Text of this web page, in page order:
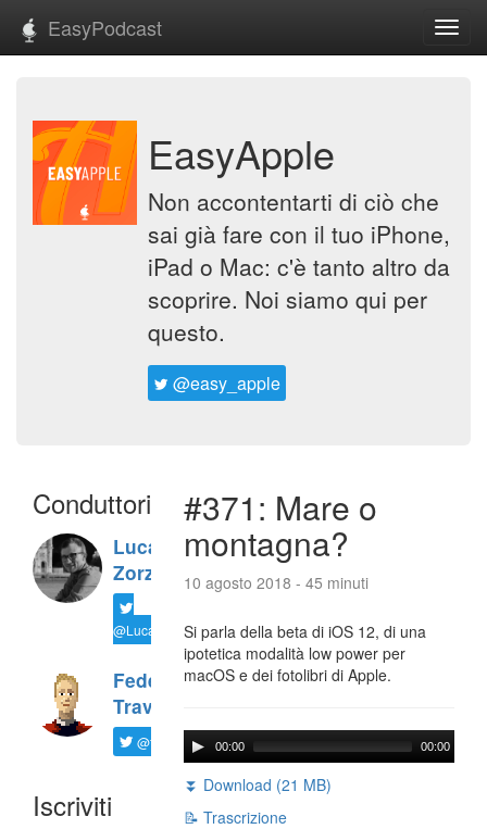
EasyPodcast
EasyApple
Non accontentarti di ciò che
sai già fare con il tuo iPhone,
iPad o Mac: c'è tanto altro da
scoprire. Noi siamo qui per
questo.
@easy_apple
Conduttori
Luca
Zorzi
@LucaTNT
Federico
Travaini
@ftrava
Iscriviti
#371: Mare o
montagna?
10 agosto 2018 - 45 minuti
Si parla della beta di iOS 12, di una
ipotetica modalità low power per
macOS e dei fotolibri di Apple.
00:00 00:00
⏬ Download (21 MB)
📝 Trascrizione